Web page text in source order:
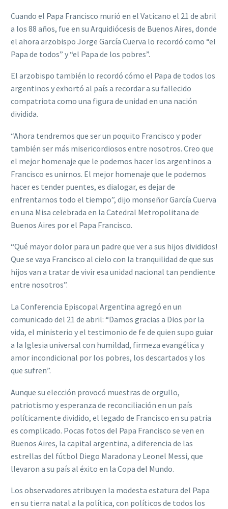
Cuando el Papa Francisco murió en el Vaticano el 21 de abril
a los 88 años, fue en su Arquidiócesis de Buenos Aires, donde
el ahora arzobispo Jorge García Cuerva lo recordó como “el
Papa de todos” y “el Papa de los pobres”.
El arzobispo también lo recordó cómo el Papa de todos los
argentinos y exhortó al país a recordar a su fallecido
compatriota como una figura de unidad en una nación
dividida.
“Ahora tendremos que ser un poquito Francisco y poder
también ser más misericordiosos entre nosotros. Creo que
el mejor homenaje que le podemos hacer los argentinos a
Francisco es unirnos. El mejor homenaje que le podemos
hacer es tender puentes, es dialogar, es dejar de
enfrentarnos todo el tiempo”, dijo monseñor García Cuerva
en una Misa celebrada en la Catedral Metropolitana de
Buenos Aires por el Papa Francisco.
“Qué mayor dolor para un padre que ver a sus hijos divididos!
Que se vaya Francisco al cielo con la tranquilidad de que sus
hijos van a tratar de vivir esa unidad nacional tan pendiente
entre nosotros”.
La Conferencia Episcopal Argentina agregó en un
comunicado del 21 de abril: “Damos gracias a Dios por la
vida, el ministerio y el testimonio de fe de quien supo guiar
a la Iglesia universal con humildad, firmeza evangélica y
amor incondicional por los pobres, los descartados y los
que sufren”.
Aunque su elección provocó muestras de orgullo,
patriotismo y esperanza de reconciliación en un país
políticamente dividido, el legado de Francisco en su patria
es complicado. Pocas fotos del Papa Francisco se ven en
Buenos Aires, la capital argentina, a diferencia de las
estrellas del fútbol Diego Maradona y Leonel Messi, que
llevaron a su país al éxito en la Copa del Mundo.
Los observadores atribuyen la modesta estatura del Papa
en su tierra natal a la política, con políticos de todos los